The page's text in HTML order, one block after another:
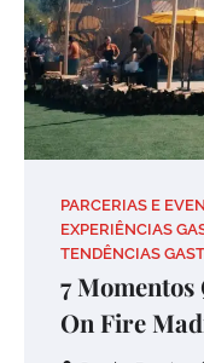
PARCERIAS E
EXPERIÊNCIAS
TENDÊNCIAS
7
On Fire